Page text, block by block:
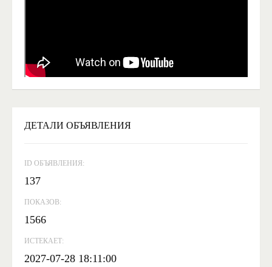
ДЕТАЛИ ОБЪЯВЛЕНИЯ
ID ОБЪЯВЛЕНИЯ:
137
ПОКАЗОВ:
1566
ИСТЕКАЕТ:
2027-07-28 18:11:00